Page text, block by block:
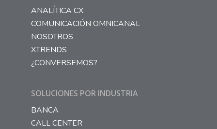
ANALÍTICA CX
COMUNICACIÓN OMNICANAL
NOSOTROS
XTRENDS
¿CONVERSEMOS?
SOLUCIONES POR INDUSTRIA
BANCA
CALL CENTER